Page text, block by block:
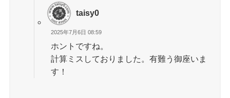
taisy0
2025年7月6日 08:59
ホントですね。
計算ミスしておりました。有難う御座いま
す！